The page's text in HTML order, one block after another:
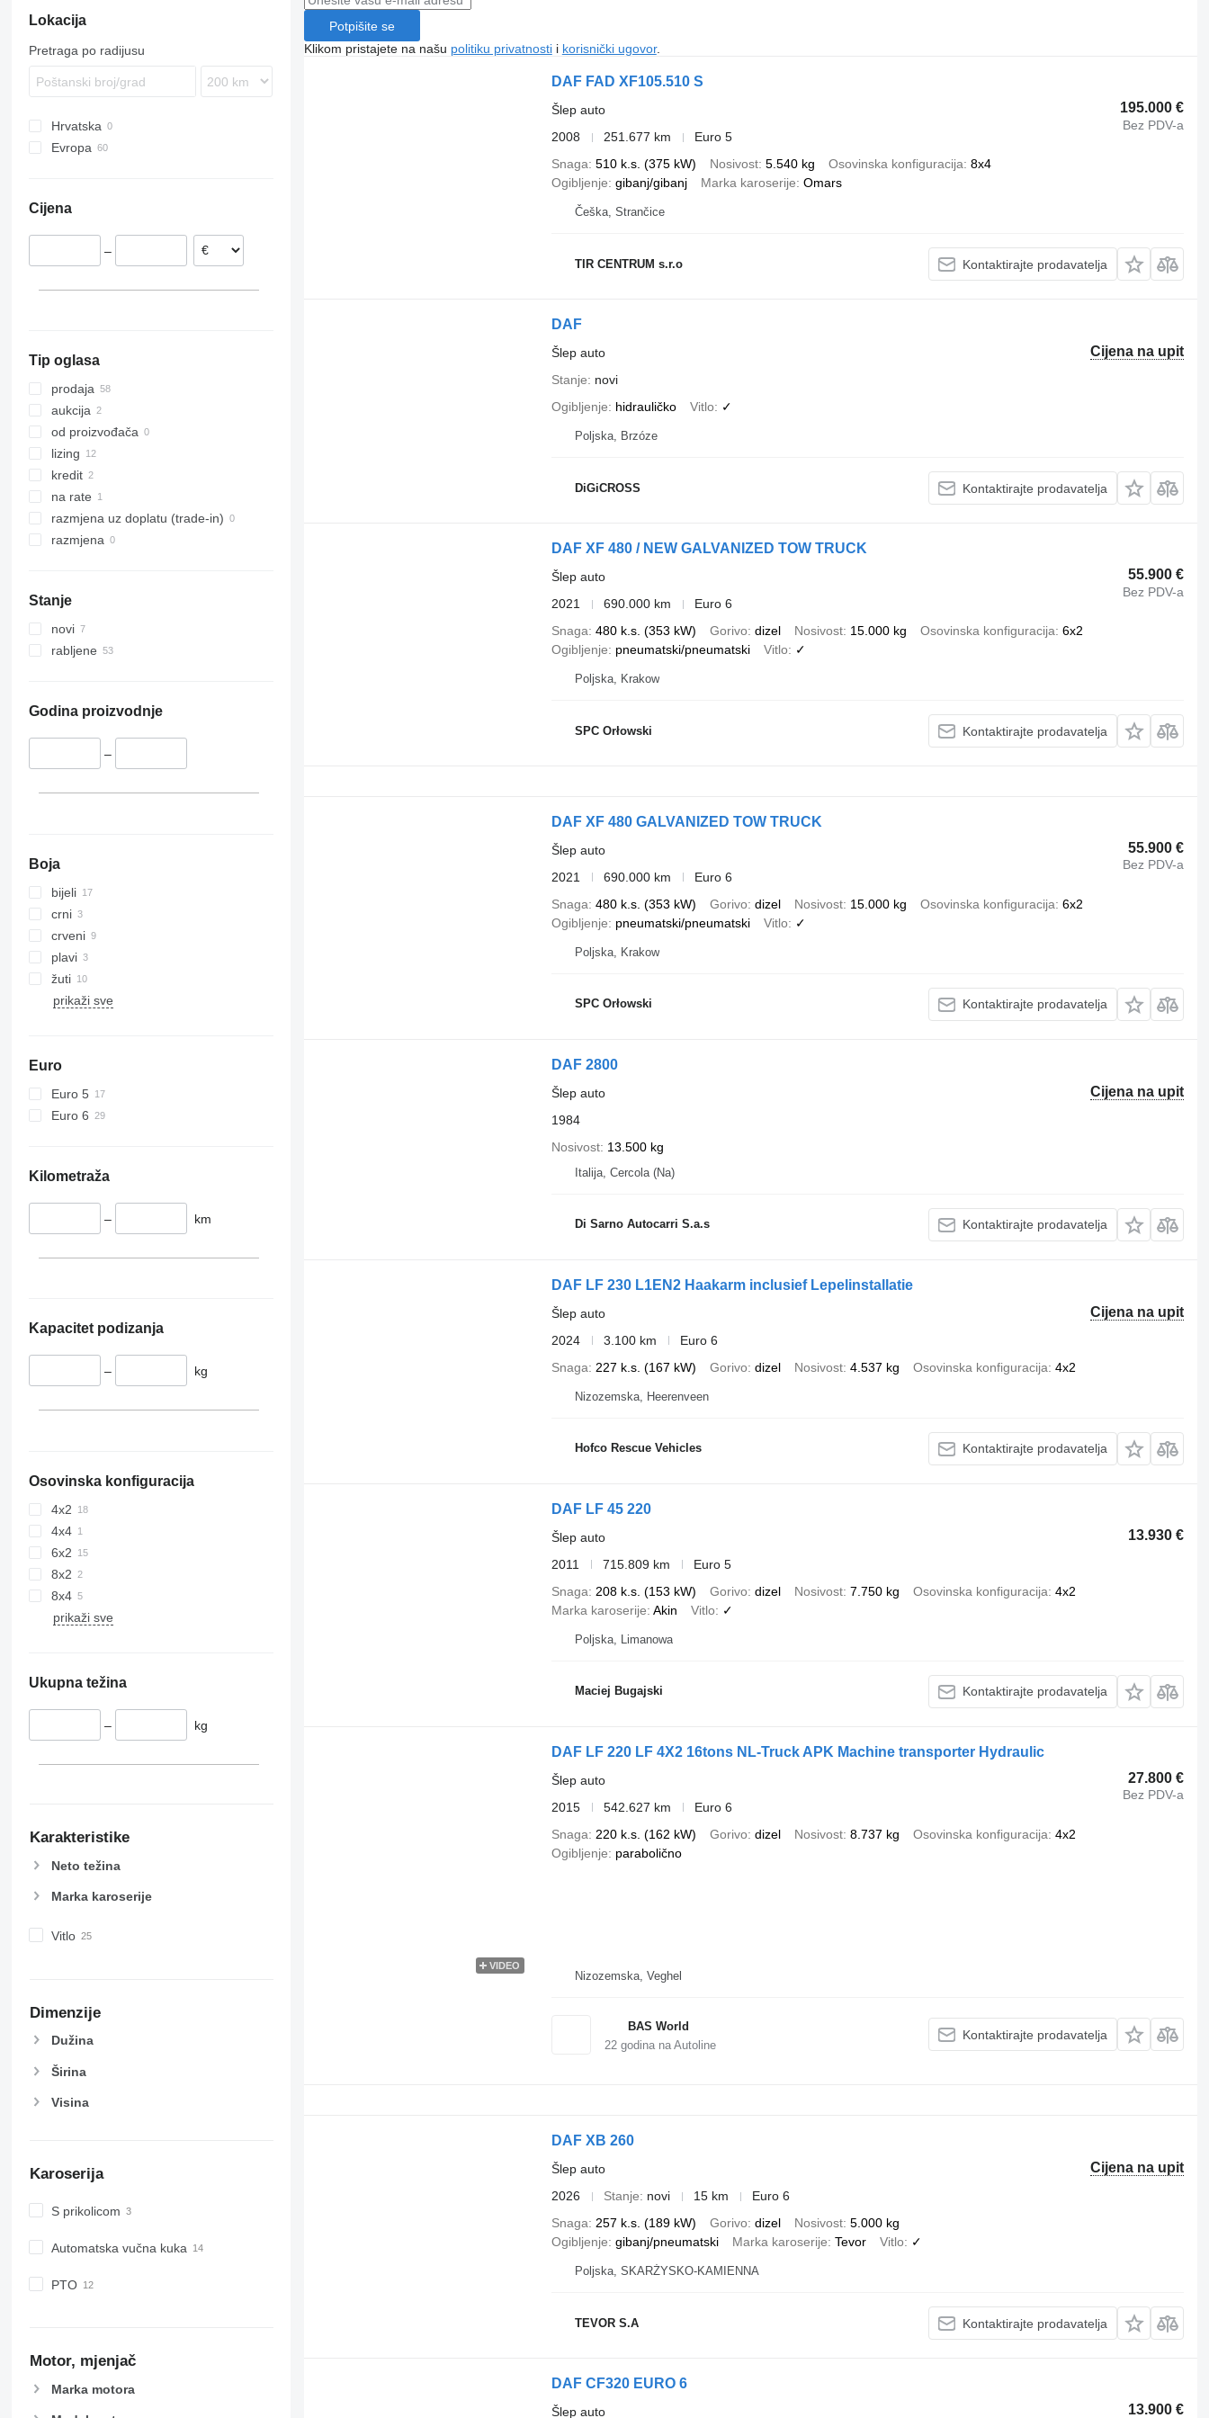
Lokacija
Pretraga po radijusu
Hrvatska
Evropa
Njemačka
Litvanija
Cijena
–
Tip oglasa
prodaja
aukcija
od proizvođača
lizing
kredit
na rate
razmjena uz doplatu (trade-in)
razmjena
Stanje
novi
rabljene
Godina proizvodnje
–
Boja
bijeli
crni
crveni
plavi
žuti
prikaži sve
Euro
Euro 5
Euro 6
Kilometraža
– km
Kapacitet podizanja
– kg
Osovinska konfiguracija
4x2
4x4
6x2
8x2
8x4
prikaži sve
Ukupna težina
– kg
Karakteristike
Neto težina
Marka karoserije
Vitlo
Dimenzije
Dužina
Širina
Visina
Karoserija
S prikolicom
Automatska vučna kuka
PTO
Motor, mjenjač
Marka motora
Potpišite se
Klikom pristajete na našu politiku privatnostii korisnički ugovor.
DAF FAD XF105.510 S
195.000 €
Bez PDV-a
Šlep auto
2008
251.677 km
Euro 5
Snaga 510 k.s. (375 kW) Nosivost 5.540 kg Osovinska konfiguracija 8x4
Ogibljenje gibanj/gibanj Marka karoserije Omars
Češka, Strančice
TIR CENTRUM s.r.o Kontaktirajte prodavatelja
DAF
Cijena na upit
Šlep auto
Stanje
novi
Ogibljenje
hidrauličko Vitlo ✓
Poljska, Brzóze
DiGiCROSS Kontaktirajte prodavatelja
DAF XF 480 / NEW GALVANIZED TOW TRUCK
55.900 €
Bez PDV-a
Šlep auto
2021
690.000 km
Euro 6
Snaga 480 k.s. (353 kW) Gorivo dizel Nosivost 15.000 kg Osovinska konfiguracija 6x2
Ogibljenje
pneumatski/pneumatski Vitlo ✓
Poljska, Krakow
SPC Orłowski Kontaktirajte prodavatelja
DAF XF 480 GALVANIZED TOW TRUCK
55.900 €
Bez PDV-a
Šlep auto
2021
690.000 km
Euro 6
Snaga 480 k.s. (353 kW) Gorivo dizel Nosivost 15.000 kg Osovinska konfiguracija 6x2
Ogibljenje
pneumatski/pneumatski Vitlo ✓
Poljska, Krakow
SPC Orłowski Kontaktirajte prodavatelja
DAF 2800
Cijena na upit
Šlep auto
1984
Nosivost 13.500 kg
Italija, Cercola (Na)
Di Sarno Autocarri S.a.s Kontaktirajte prodavatelja
DAF LF 230 L1EN2 Haakarm inclusief Lepelinstallatie
Cijena na upit
Šlep auto
2024
3.100 km
Euro 6
Snaga
227 k.s. (167 kW) Gorivo dizel Nosivost 4.537 kg Osovinska konfiguracija 4x2
Nizozemska, Heerenveen
Hofco Rescue Vehicles Kontaktirajte prodavatelja
DAF LF 45 220
13.930 €
Šlep auto
2011
715.809 km
Euro 5
Snaga
208 k.s. (153 kW) Gorivo dizel Nosivost 7.750 kg Osovinska konfiguracija 4x2
Marka karoserije Akin Vitlo ✓
Poljska, Limanowa
Maciej Bugajski Kontaktirajte prodavatelja
VIDEO
DAF LF 220 LF 4X2 16tons NL-Truck APK Machine transporter Hydraulic
27.800 €
Bez PDV-a
Šlep auto
2015
542.627 km
Euro 6
Snaga
220 k.s. (162 kW) Gorivo dizel Nosivost 8.737 kg Osovinska konfiguracija 4x2
Ogibljenje
parabolično
Nizozemska, Veghel
BAS World
22godina na Autoline
Kontaktirajte prodavatelja
DAF XB 260
Cijena na upit
Šlep auto
2026
Stanje novi 15 km
Euro 6
Snaga
257 k.s. (189 kW) Gorivo dizel Nosivost 5.000 kg
Ogibljenje gibanj/pneumatski Marka karoserije Tevor Vitlo ✓
Poljska, SKARŻYSKO-KAMIENNA
TEVOR S.A Kontaktirajte prodavatelja
DAF CF320 EURO 6
13.900 €
Šlep auto